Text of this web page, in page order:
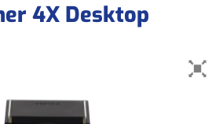
4X Desktop